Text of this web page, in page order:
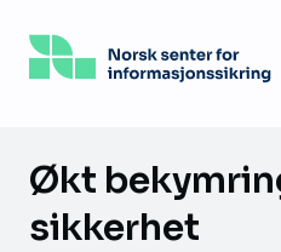
hovedinnhold
Økt
sikkerhet